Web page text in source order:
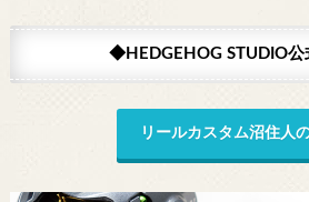
◆HEDGEHOG STUDIO公
リールカスタム沼住人